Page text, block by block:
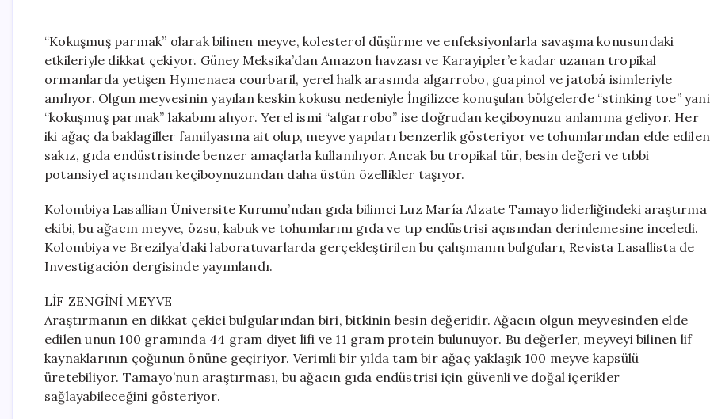
Düşüren
ve
Enfeksiyonlarla
Mücadele
Eden
Doğal
Şifa
Kaynağı
“Kokuşmuş parmak” olarak bilinen meyve, kolesterol düşürme ve enfeksiyonlarla savaşma konusundaki
etkileriyle dikkat çekiyor. Güney Meksika’dan Amazon havzası ve Karayipler’e kadar uzanan tropikal
ormanlarda yetişen Hymenaea courbaril, yerel halk arasında algarrobo, guapinol ve jatobá isimleriyle
anılıyor. Olgun meyvesinin yayılan keskin kokusu nedeniyle İngilizce konuşulan bölgelerde “stinking toe” yani
“kokuşmuş parmak” lakabını alıyor. Yerel ismi “algarrobo” ise doğrudan keçiboynuzu anlamına geliyor. Her
iki ağaç da baklagiller familyasına ait olup, meyve yapıları benzerlik gösteriyor ve tohumlarından elde edilen
sakız, gıda endüstrisinde benzer amaçlarla kullanılıyor. Ancak bu tropikal tür, besin değeri ve tıbbi
potansiyel açısından keçiboynuzundan daha üstün özellikler taşıyor.
Kolombiya Lasallian Üniversite Kurumu’ndan gıda bilimci Luz María Alzate Tamayo liderliğindeki araştırma
ekibi, bu ağacın meyve, özsu, kabuk ve tohumlarını gıda ve tıp endüstrisi açısından derinlemesine inceledi.
Kolombiya ve Brezilya’daki laboratuvarlarda gerçekleştirilen bu çalışmanın bulguları, Revista Lasallista de
Investigación dergisinde yayımlandı.
LİF ZENGİNİ MEYVE
Araştırmanın en dikkat çekici bulgularından biri, bitkinin besin değeridir. Ağacın olgun meyvesinden elde
edilen unun 100 gramında 44 gram diyet lifi ve 11 gram protein bulunuyor. Bu değerler, meyveyi bilinen lif
kaynaklarının çoğunun önüne geçiriyor. Verimli bir yılda tam bir ağaç yaklaşık 100 meyve kapsülü
üretebiliyor. Tamayo’nun araştırması, bu ağacın gıda endüstrisi için güvenli ve doğal içerikler
sağlayabileceğini gösteriyor.